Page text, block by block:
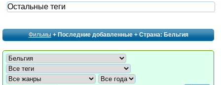
Остальные теги
Фильмы+ Последние добавленные + Страна: Бельгия